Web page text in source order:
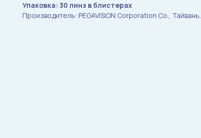
Упаковка: 30 линз в блистерах
Производитель: PEGAVISION Corporation Co., Тайвань.